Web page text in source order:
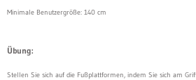
Minimale Benutzergröße: 140 cm
Übung:
Stellen Sie sich auf die Fußplattformen, indem Sie sich am